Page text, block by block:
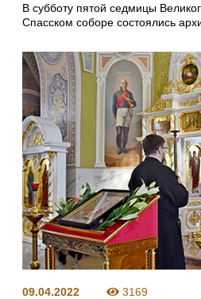
В субботу пятой седмицы
Спасском соборе состоялись
09.04.2022 3169